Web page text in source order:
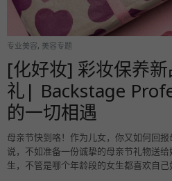
专业美容, 美容专题
[化好妆] 彩妆保养
礼| Backstage
的一切相遇
母亲节快到咯！作为儿女，你又如何回
说，不如准备一份诚挚的母亲节礼物送
生，不管是哪个年龄段的女生都喜欢自己